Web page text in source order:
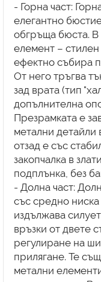
- Горна част:
елегантно
обгръща бюста.
елемент – стилен
ефектно събира
От него тръгва
зад врата (тип
допълнителна
Презрамката е
метални детайли
отзад е със
закопчалка в
подплънка, без
- Долна част:
със средно ниска
издължава
връзки от двете
регулиране на
прилягане. Те
метални